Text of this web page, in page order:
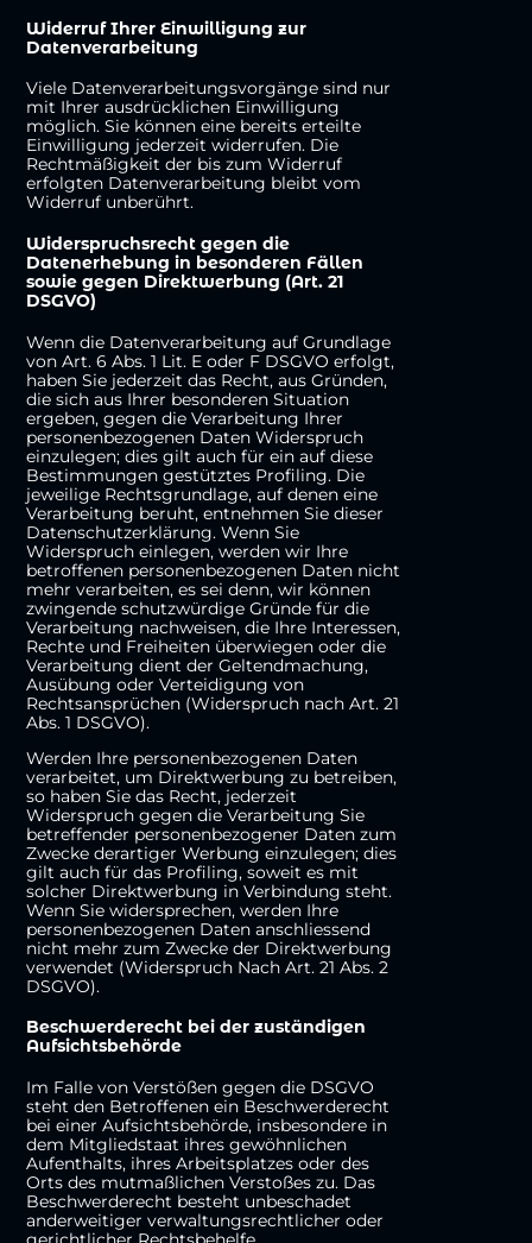
Widerruf Ihrer Einwilligung zur
Datenverarbeitung
Viele Datenverarbeitungsvorgänge sind nur
mit Ihrer ausdrücklichen Einwilligung
möglich. Sie können eine bereits erteilte
Einwilligung jederzeit widerrufen. Die
Rechtmäßigkeit der bis zum Widerruf
erfolgten Datenverarbeitung bleibt vom
Widerruf unberührt.
Widerspruchsrecht gegen die
Datenerhebung in besonderen Fällen
sowie gegen Direktwerbung (Art. 21
DSGVO)
Wenn die Datenverarbeitung auf Grundlage
von Art. 6 Abs. 1 Lit. E oder F DSGVO erfolgt,
haben Sie jederzeit das Recht, aus Gründen,
die sich aus Ihrer besonderen Situation
ergeben, gegen die Verarbeitung Ihrer
personenbezogenen Daten Widerspruch
einzulegen; dies gilt auch für ein auf diese
Bestimmungen gestütztes Profiling. Die
jeweilige Rechtsgrundlage, auf denen eine
Verarbeitung beruht, entnehmen Sie dieser
Datenschutzerklärung. Wenn Sie
Widerspruch einlegen, werden wir Ihre
betroffenen personenbezogenen Daten nicht
mehr verarbeiten, es sei denn, wir können
zwingende schutzwürdige Gründe für die
Verarbeitung nachweisen, die Ihre Interessen,
Rechte und Freiheiten überwiegen oder die
Verarbeitung dient der Geltendmachung,
Ausübung oder Verteidigung von
Rechtsansprüchen (Widerspruch nach Art. 21
Abs. 1 DSGVO).
Werden Ihre personenbezogenen Daten
verarbeitet, um Direktwerbung zu betreiben,
so haben Sie das Recht, jederzeit
Widerspruch gegen die Verarbeitung Sie
betreffender personenbezogener Daten zum
Zwecke derartiger Werbung einzulegen; dies
gilt auch für das Profiling, soweit es mit
solcher Direktwerbung in Verbindung steht.
Wenn Sie widersprechen, werden Ihre
personenbezogenen Daten anschliessend
nicht mehr zum Zwecke der Direktwerbung
verwendet (Widerspruch Nach Art. 21 Abs. 2
DSGVO).
Beschwerde­recht bei der zuständigen
Aufsichts­behörde
Im Falle von Verstößen gegen die DSGVO
steht den Betroffenen ein Beschwerderecht
bei einer Aufsichtsbehörde, insbesondere in
dem Mitgliedstaat ihres gewöhnlichen
Aufenthalts, ihres Arbeitsplatzes oder des
Orts des mutmaßlichen Verstoßes zu. Das
Beschwerderecht besteht unbeschadet
anderweitiger verwaltungsrechtlicher oder